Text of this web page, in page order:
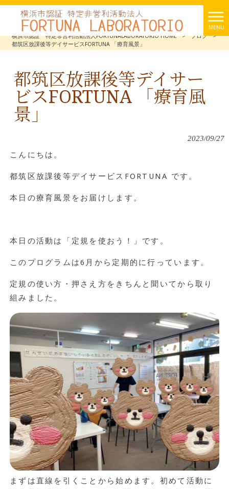
MENU
横浜市認証 特定非営利活動法人FORTUNALABORATORIO HOME
> ブログ
>
都筑区放課後等デイサービスFORTUNA 「療育風景」
都筑区放課後等デイサー
ビスFORTUNA 「療育風
景」
2023/09/27
こんにちは。
都筑区放課後等デイサービスFORTUNA です。
本日の療育風景をお届けします。
本日の活動は「定規を使おう！」です。
このプログラムは6月から定期的に行っています 。
定規の使い方・押さえ方をきちんと聞いてから取り
組みました。
まずは直線を引くことから始めます。初めて活動に